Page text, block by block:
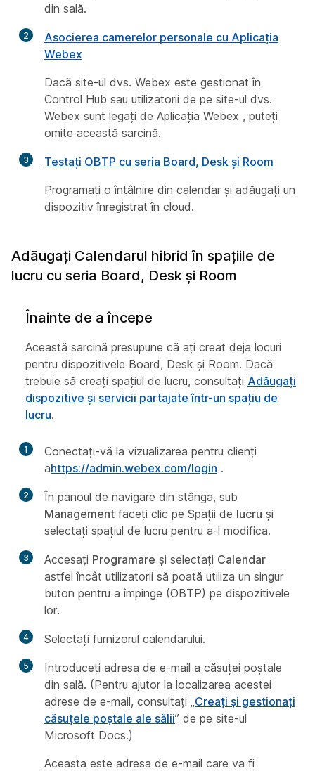
din sală.
2
Asocierea camerelor personale cu Aplicația
Webex
Dacă site-ul dvs. Webex este gestionat în
Control Hub sau utilizatorii de pe site-ul dvs.
Webex sunt legați de Aplicația Webex , puteți
omite această sarcină.
3
Testați OBTP cu seria Board, Desk și Room
Programați o întâlnire din calendar și adăugați un
dispozitiv înregistrat în cloud.
Adăugați Calendarul hibrid în spațiile de
lucru cu seria Board, Desk și Room
Înainte de a începe
Această sarcină presupune că ați creat deja locuri
pentru dispozitivele Board, Desk și Room. Dacă
trebuie să creați spațiul de lucru, consultați Adăugați
dispozitive și servicii partajate într-un spațiu de
lucru.
1
Conectați-vă la vizualizarea pentru clienți
ahttps://admin.webex.com/login .
2
În panoul de navigare din stânga, sub
Management faceți clic pe Spații de lucru și
selectați spațiul de lucru pentru a-l modifica.
3 Accesați Programare și selectați Calendar
astfel încât utilizatorii să poată utiliza un singur
buton pentru a împinge (OBTP) pe dispozitivele
lor.
4 Selectați furnizorul calendarului.
5
Introduceți adresa de e-mail a căsuței poștale
din sală. (Pentru ajutor la localizarea acestei
adrese de e-mail, consultați „ Creați și gestionați
căsuțele poștale ale sălii” de pe site-ul
Microsoft Docs.)
Aceasta este adresa de e-mail care va fi